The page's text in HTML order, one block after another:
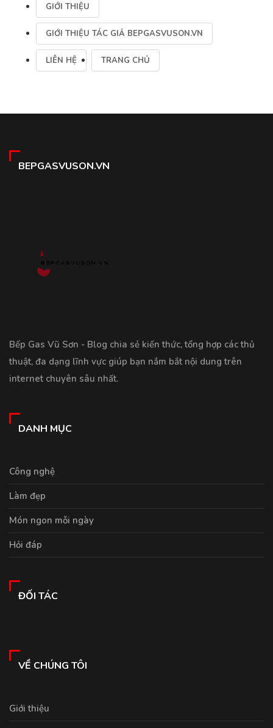
GIỚI THIỆU
GIỚI THIỆU TÁC GIẢ BEPGASVUSON.VN
LIÊN HỆ TRANG CHỦ
BEPGASVUSON.VN
Bếp Gas Vũ Sơn - Blog chia sẻ kiến thức, tổng hợp các thủ
thuật, đa dạng lĩnh vực giúp bạn nắm bắt nội dung trên
internet chuyên sâu nhất.
DANH MỤC
Công nghệ
Làm đẹp
Món ngon mỗi ngày
Hỏi đáp
ĐỐI TÁC
VỀ CHÚNG TÔI
Giới thiệu